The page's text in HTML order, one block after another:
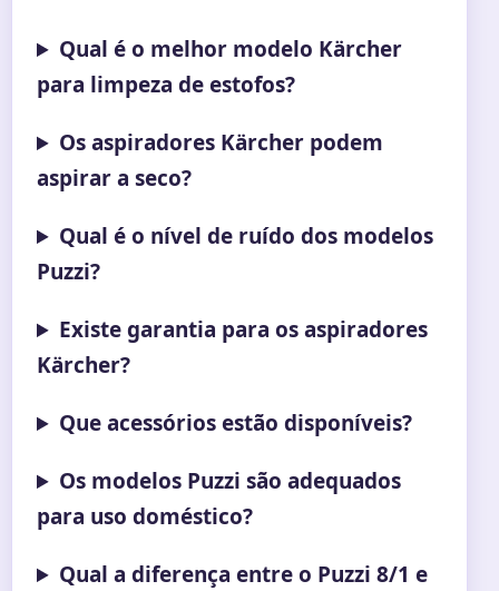
Qual é o melhor modelo Kärcher
para limpeza de estofos?
Os aspiradores Kärcher podem
aspirar a seco?
Qual é o nível de ruído dos modelos
Puzzi?
Existe garantia para os aspiradores
Kärcher?
Que acessórios estão disponíveis?
Os modelos Puzzi são adequados
para uso doméstico?
Qual a diferença entre o Puzzi 8/1 e